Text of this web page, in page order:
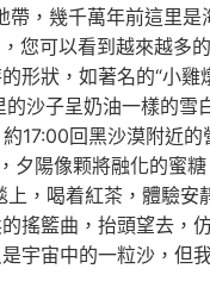
，幾千萬年前這里
可以看到越來越多
狀，如著名的“小雞
沙子呈奶油一樣的
17:00回黑沙漠附近
陽像颗將融化的蜜
，喝着紅茶，體驗
搖籃曲，抬頭望去，
宇宙中的一粒沙，但